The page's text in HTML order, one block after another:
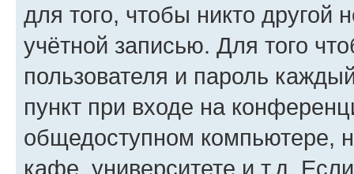
для того, чтобы никто другой
учётной записью. Для того
пользователя и пароль
пункт при входе на
общедоступном компьютере,
кафе, университете и т.д.